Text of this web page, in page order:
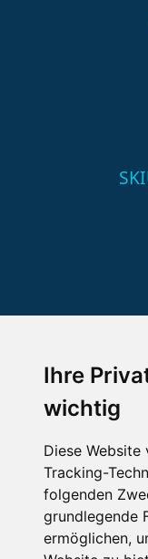
Ihre
wichtig
Diese
Tracking-
folgenden
grundlegende
ermöglichen,
Die
Muss für alle